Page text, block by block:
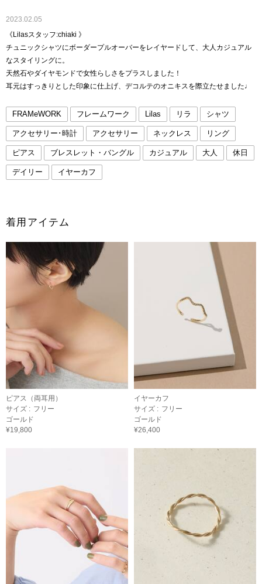
2023.02.05
《Lilasスタッフ:chiaki 》
チュニックシャツにボーダープルオーバーをレイヤードして、大人カジュアル
なスタイリングに。
天然石やダイヤモンドで女性らしさをプラスしました！
耳元はすっきりとした印象に仕上げ、デコルテのオニキスを際立たせました♩
FRAMeWORK フレームワーク Lilas リラ シャツ
アクセサリー･時計 アクセサリー ネックレス リング
ピアス ブレスレット・バングル カジュアル 大人 休日
デイリー イヤーカフ
着用アイテム
ピアス（両耳用）
サイズ : フリー
ゴールド
¥19,800
イヤーカフ
サイズ : フリー
ゴールド
¥26,400